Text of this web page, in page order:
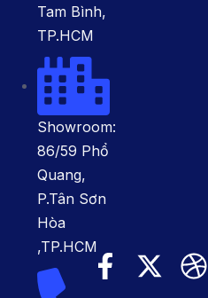
Tam Bình,
TP.HCM
Showroom:
86/59 Phổ
Quang,
P.Tân Sơn
Hòa
,TP.HCM